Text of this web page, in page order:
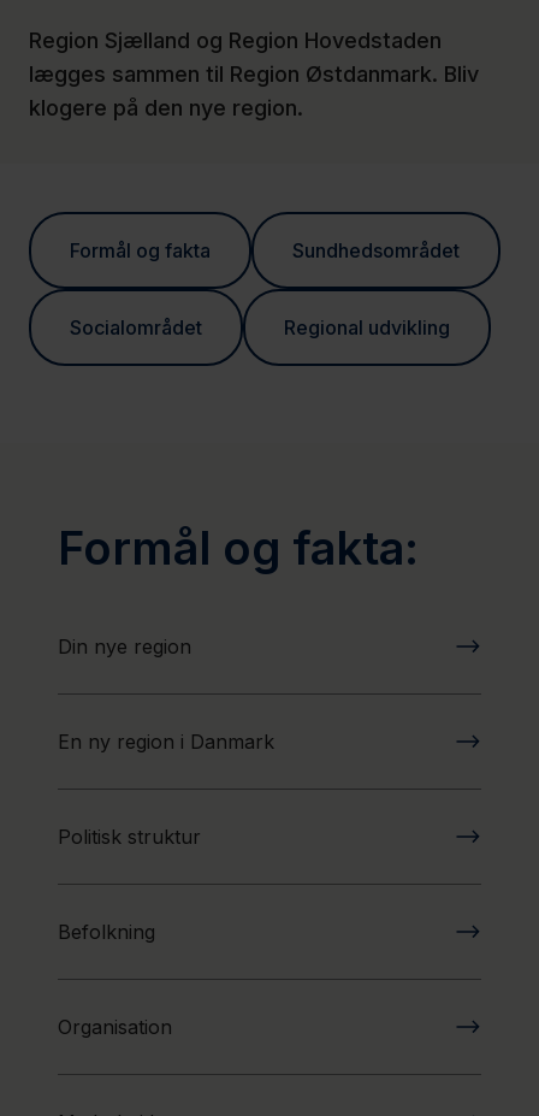
Hovedstaden
Nyheder
Region Sjælland og Region Hovedstaden
lægges sammen til Region Østdanmark. Bliv
klogere på den nye region.
Formål og fakta Sundhedsområdet
Socialområdet Regional udvikling
Formål og fakta:
Din nye region
En ny region i Danmark
Politisk struktur
Befolkning
Organisation